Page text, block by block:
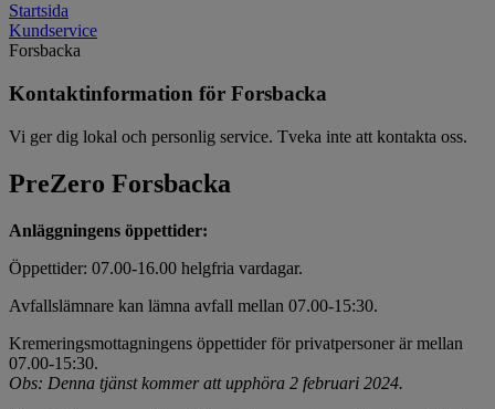
Startsida
Kundservice
Forsbacka
Kontaktinformation för Forsbacka
Vi ger dig lokal och personlig service. Tveka inte att kontakta oss.
PreZero Forsbacka
Anläggningens öppettider:
Öppettider: 07.00-16.00 helgfria vardagar.
Avfallslämnare kan lämna avfall mellan 07.00-15:30.
Kremeringsmottagningens öppettider för privatpersoner är mellan
07.00-15:30.
Obs: Denna tjänst kommer att upphöra 2 februari 2024.